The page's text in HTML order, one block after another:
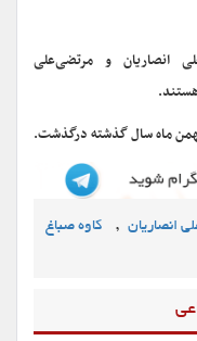
انصاریان و مرتضی‌علی
بهمن ماه سال گذشته درگذشت.
انصاريان ,
کاوه صباغ